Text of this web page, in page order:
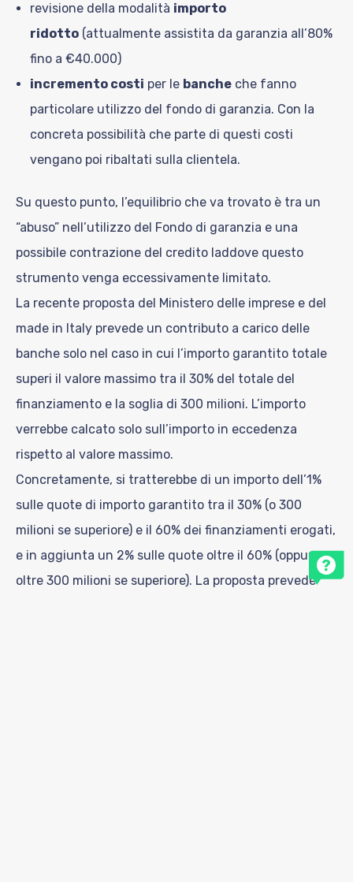
revisione della modalità importo
ridotto (attualmente assistita da garanzia all’80%
fino a €40.000)
incremento costi per le banche che fanno
particolare utilizzo del fondo di garanzia. Con la
concreta possibilità che parte di questi costi
vengano poi ribaltati sulla clientela.
Su questo punto, l’equilibrio che va trovato è tra un
“abuso” nell’utilizzo del Fondo di garanzia e una
possibile contrazione del credito laddove questo
strumento venga eccessivamente limitato.
La recente proposta del Ministero delle imprese e del
made in Italy prevede un contributo a carico delle
banche solo nel caso in cui l’importo garantito totale
superi il valore massimo tra il 30% del totale del
finanziamento e la soglia di 300 milioni. L’importo
verrebbe calcato solo sull’importo in eccedenza
rispetto al valore massimo.
Concretamente, si tratterebbe di un importo dell’1%
sulle quote di importo garantito tra il 30% (o 300
milioni se superiore) e il 60% dei finanziamenti erogati,
e in aggiunta un 2% sulle quote oltre il 60% (oppure
oltre 300 milioni se superiore). La proposta prevede